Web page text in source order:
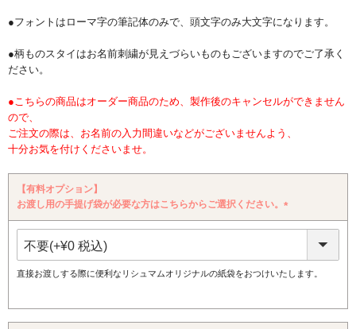
●フォントはローマ字の筆記体のみで、頭文字のみ大文字になります。
●柄ものスタイはお名前刺繍が見えづらいものもございますのでご了承く
ださい。
●こちらの商品はオーダー商品のため、製作後のキャンセルができません
ので、
ご注文の際は、お名前の入力間違いなどがございませんよう、
十分お気を付けくださいませ。
【有料オプション】
お渡し用の手提げ袋が必要な方はこちらからご選択ください。
(必
直接お渡しする際に便利なリシュマムオリジナルの紙袋をおつけいたします。